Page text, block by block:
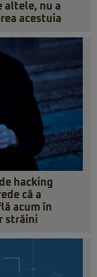
altele, nu a
acestuia
hacking
că a
acum în
străini